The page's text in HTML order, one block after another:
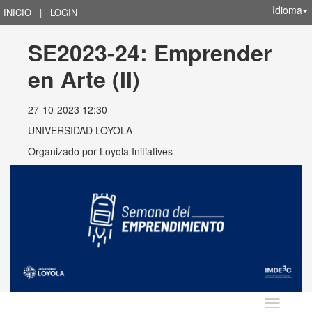
INICIO | LOGIN Idioma
SE2023-24: Emprender
en Arte (II)
27-10-2023 12:30
UNIVERSIDAD LOYOLA
Organizado por Loyola Initiatives
Idioma